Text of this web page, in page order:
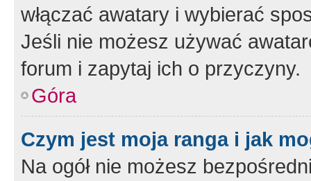
włączać awatary i wybierać
Jeśli nie możesz używać
forum i zapytaj ich o przyczyny.
Góra
Czym jest moja ranga i jak
Na ogół nie możesz